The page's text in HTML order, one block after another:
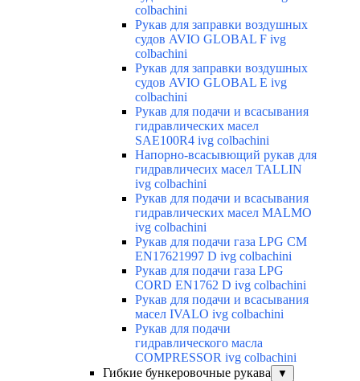
colbachini
Рукав для заправки воздушных
судов AVIO GLOBAL F ivg
colbachini
Рукав для заправки воздушных
судов AVIO GLOBAL E ivg
colbachini
Рукав для подачи и всасывания
гидравлических масел
SAE100R4 ivg colbachini
Напорно-всасывющий рукав для
гидравличесих масел TALLIN
ivg colbachini
Рукав для подачи и всасывания
гидравлических масел MALMO
ivg colbachini
Рукав для подачи газа LPG CM
EN17621997 D ivg colbachini
Рукав для подачи газа LPG
CORD EN1762 D ivg colbachini
Рукав для подачи и всасывания
масел IVALO ivg colbachini
Рукав для подачи
гидравлического масла
COMPRESSOR ivg colbachini
Гибкие бункеровочные рукава
▼